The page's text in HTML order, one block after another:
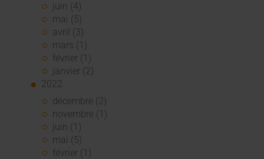
juin (4)
mai (5)
avril (3)
mars (1)
février (1)
janvier (2)
2022
décembre (2)
novembre (1)
juin (1)
mai (5)
février (1)